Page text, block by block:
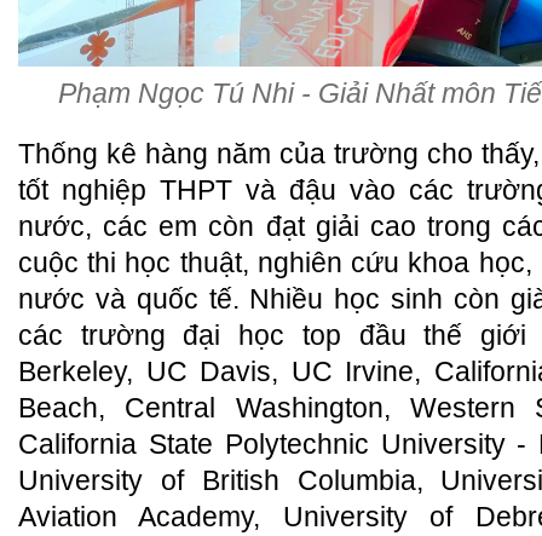
Phạm Ngọc Tú Nhi - Giải Nhất môn
Thống kê hàng năm của trường cho
tốt nghiệp THPT và đậu vào các
nước, các em còn đạt giải cao trong
cuộc thi học thuật, nghiên cứu khoa
nước và quốc tế. Nhiều học sinh còn
các trường đại học top đầu thế giới
Berkeley, UC Davis, UC Irvine,
Beach, Central Washington, Western
California State Polytechnic University -
University of British Columbia,
Aviation Academy, University of